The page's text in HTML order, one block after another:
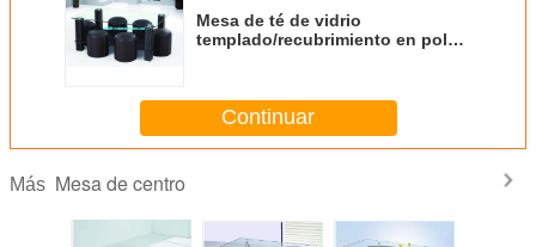
Mesa de té de vidrio
templado/recubrimiento en polvo
Continuar
Más Mesa de centro